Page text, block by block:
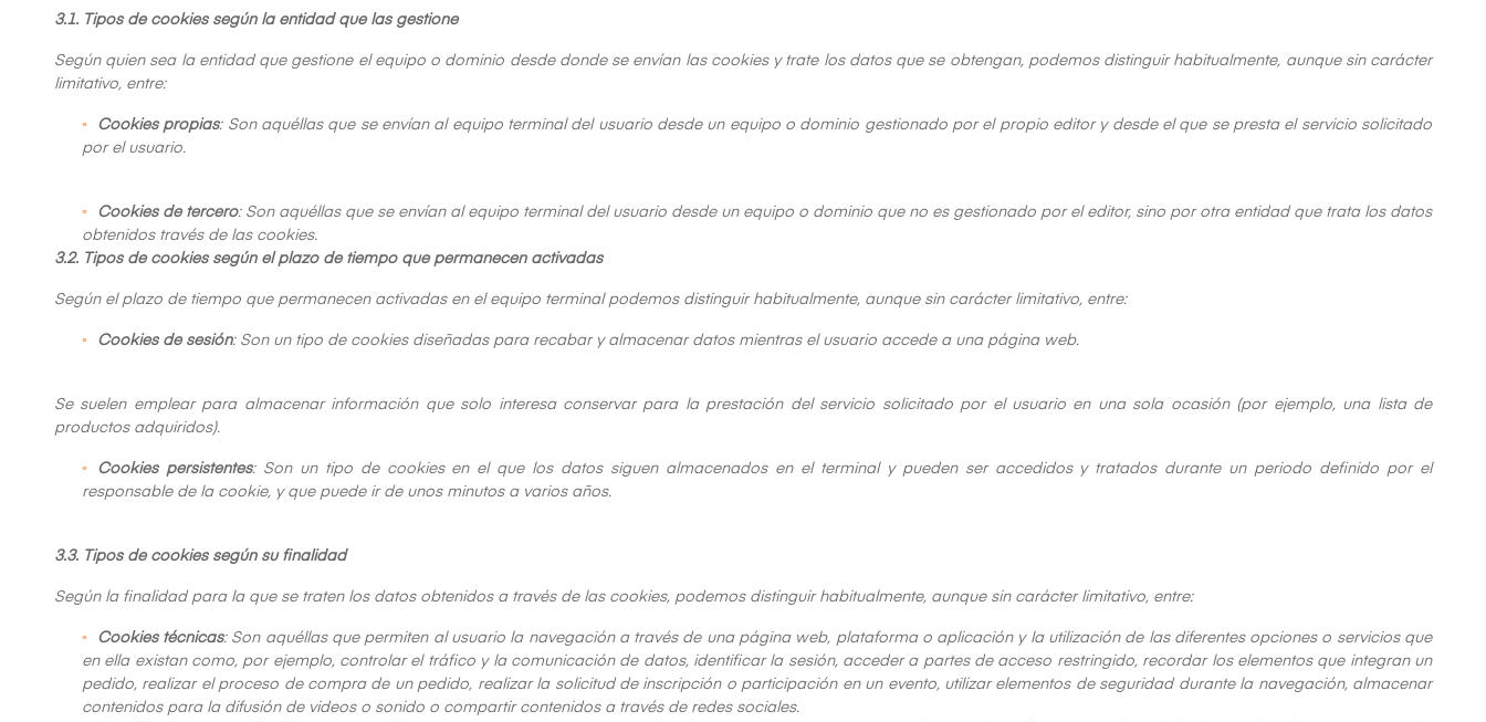
3.1. Tipos de cookies según la entidad que las gestione
Según quien sea la entidad que gestione el equipo o dominio desde donde se envían las cookies y trate los datos que se obtengan, podemos distinguir habitualmente, aunque sin carácter
limitativo, entre:
Cookies propias: Son aquéllas que se envían al equipo terminal del usuario desde un equipo o dominio gestionado por el propio editor y desde el que se presta el servicio solicitado
por el usuario.
Cookies de tercero: Son aquéllas que se envían al equipo terminal del usuario desde un equipo o dominio que no es gestionado por el editor, sino por otra entidad que trata los datos
obtenidos través de las cookies.
3.2. Tipos de cookies según el plazo de tiempo que permanecen activadas
Según el plazo de tiempo que permanecen activadas en el equipo terminal podemos distinguir habitualmente, aunque sin carácter limitativo, entre:
Cookies de sesión: Son un tipo de cookies diseñadas para recabar y almacenar datos mientras el usuario accede a una página web.
Se suelen emplear para almacenar información que solo interesa conservar para la prestación del servicio solicitado por el usuario en una sola ocasión (por ejemplo, una lista de
productos adquiridos).
Cookies persistentes: Son un tipo de cookies en el que los datos siguen almacenados en el terminal y pueden ser accedidos y tratados durante un periodo definido por el
responsable de la cookie, y que puede ir de unos minutos a varios años.
3.3. Tipos de cookies según su finalidad
Según la finalidad para la que se traten los datos obtenidos a través de las cookies, podemos distinguir habitualmente, aunque sin carácter limitativo, entre:
Cookies técnicas: Son aquéllas que permiten al usuario la navegación a través de una página web, plataforma o aplicación y la utilización de las diferentes opciones o servicios que
en ella existan como, por ejemplo, controlar el tráfico y la comunicación de datos, identificar la sesión, acceder a partes de acceso restringido, recordar los elementos que integran un
pedido, realizar el proceso de compra de un pedido, realizar la solicitud de inscripción o participación en un evento, utilizar elementos de seguridad durante la navegación, almacenar
contenidos para la difusión de videos o sonido o compartir contenidos a través de redes sociales.